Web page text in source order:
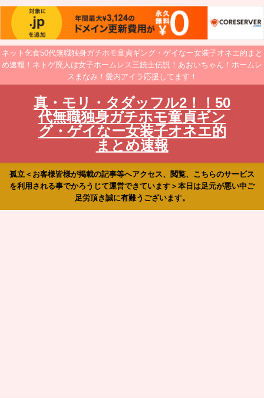
ネット乞食50代無職独身ガチホモ童貞ギング・ゲイなー女装子オネエ的まと
め速報！ネトゲ廃人は女子ホームレス三銃士伝説！あおいちゃん！ホームレ
スまなみ！愛内アイラ応援してます！
真・モリ・タダッフル2！！50
代無職独身ガチホモ童貞ギン
グ・ゲイなー女装子オネエ的
まとめ速報
孤立＜お客様皆様が掲載の記事等へアクセス、閲覧、こちらのサービス
を利用される事でかろうじて運営できています＞本日は足元が悪い中ご
足労頂き誠に有難うございます。